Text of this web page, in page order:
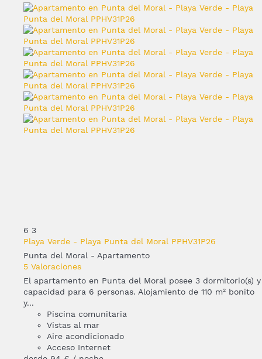
6 3
Playa Verde - Playa Punta del Moral PPHV31P26
Punta del Moral - Apartamento
5 Valoraciones
El apartamento en Punta del Moral posee 3 dormitorio(s) y
capacidad para 6 personas. Alojamiento de 110 m² bonito
y...
Piscina comunitaria
Vistas al mar
Aire acondicionado
Acceso Internet